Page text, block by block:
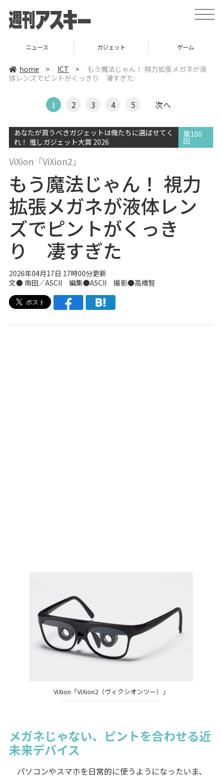
t
o
a
v
ニュース ガジェット ゲーム
home > ICT >
もう魔法じゃん！ 視力拡張メガネが液
体レンズでピントがくっきり 凄すぎた
1 2 3 4 5 次へ
あなたが買うべきガジェットは俺たちに選ばせてく
れ！ 推しガジェット大賞 2026
第100
回
ViXion「ViXion2」
もう魔法じゃん！ 視力
拡張メガネが液体レン
ズでピントがくっき
り 凄すぎた
2026年04月17日 17時00分更新
文● 南田／ASCII 編集●ASCII 撮影●高橋智
ViXion「ViXion2（ヴィクシオンツー）」
メガネじゃない、ピントを合わせる近
未来デバイス
パソコンやスマホを日常的に使うようになったいま、